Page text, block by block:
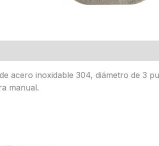
acero inoxidable 304, diámetro de 3
manual.